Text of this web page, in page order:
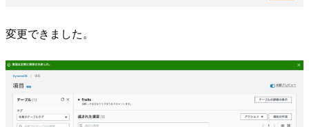
変更できました。